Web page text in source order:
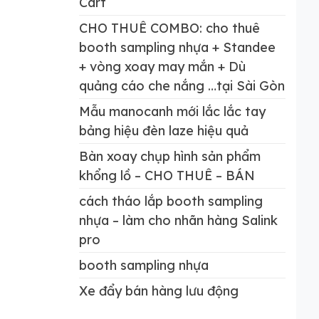
CHO THUÊ COMBO: cho thuê
booth sampling nhựa + Standee
+ vòng xoay may mắn + Dù
quảng cáo che nắng …tại Sài Gòn
Mẫu manocanh mới lắc lắc tay
bảng hiệu đèn laze hiệu quả
Bàn xoay chụp hình sản phẩm
khổng lồ – CHO THUÊ – BÁN
cách tháo lắp booth sampling
nhựa – làm cho nhãn hàng Salink
pro
booth sampling nhựa
Xe đẩy bán hàng lưu động